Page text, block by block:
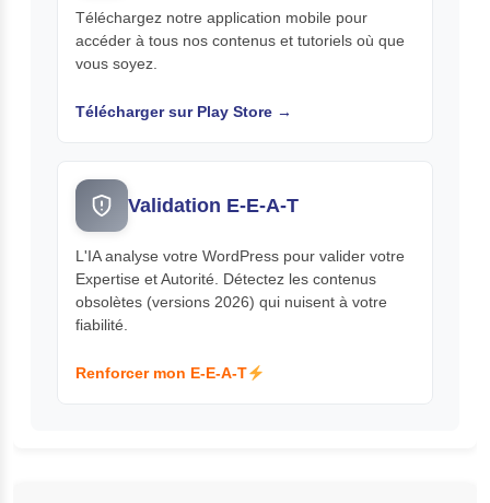
Téléchargez notre application mobile pour
accéder à tous nos contenus et tutoriels où que
vous soyez.
Télécharger sur Play Store →
Validation E-E-A-T
L'IA analyse votre WordPress pour valider votre
Expertise et Autorité. Détectez les contenus
obsolètes (versions 2026) qui nuisent à votre
fiabilité.
Renforcer mon E-E-A-T